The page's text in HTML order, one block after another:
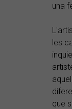
una
les
que